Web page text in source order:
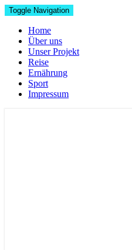
Toggle Navigation
Home
Über uns
Unser Projekt
Reise
Ernährung
Sport
Impressum